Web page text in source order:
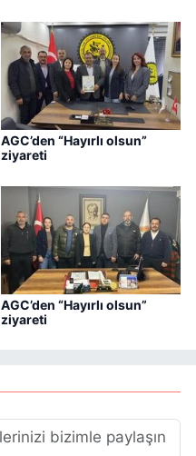
AGC’den “Hayırlı olsun”
ziyareti
AGC’den “Hayırlı olsun”
ziyareti